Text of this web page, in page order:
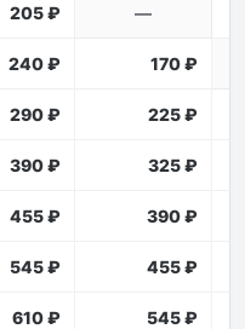
205 ₽ —
240 ₽ 170 ₽
290 ₽ 225 ₽
390 ₽ 325 ₽
455 ₽ 390 ₽
545 ₽ 455 ₽
610 ₽ 545 ₽